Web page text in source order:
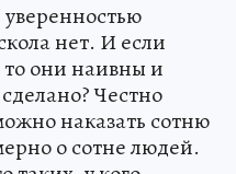
нет. И если
они наивны и
Честно
наказать сотню
о сотне людей.